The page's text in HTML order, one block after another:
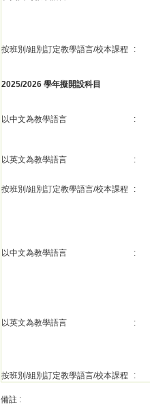
按班別/組別訂定教學語言/校本課程 :
2025/2026 學年擬開設科目
以中文為教學語言 :
以英文為教學語言 :
按班別/組別訂定教學語言/校本課程 :
以中文為教學語言 :
以英文為教學語言 :
按班別/組別訂定教學語言/校本課程 :
備註 :